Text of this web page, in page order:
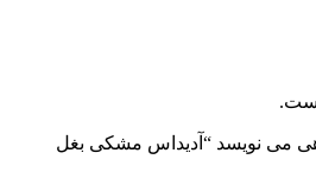
می نویسد “آدیداس مشکی بغل